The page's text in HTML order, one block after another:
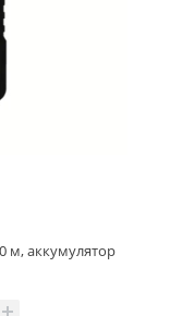
м, аккумулятор